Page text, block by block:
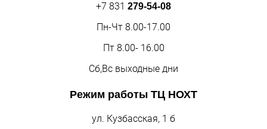
+7 831 279-54-08
Пн-Чт 8.00-17.00
Пт 8.00- 16.00
Сб,Вс выходные дни
Режим работы ТЦ НОХТ
ул. Кузбасская, 1 б